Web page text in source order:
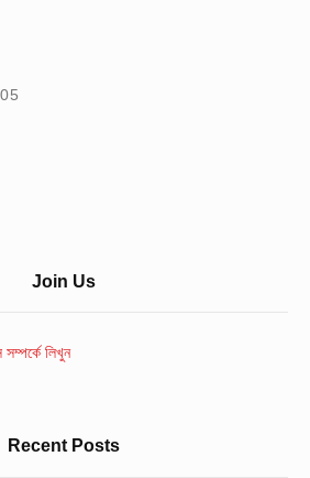
Join Us
লিখুন
Recent Posts